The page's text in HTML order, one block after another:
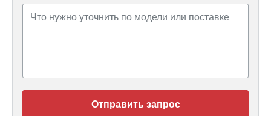
Отправить запрос